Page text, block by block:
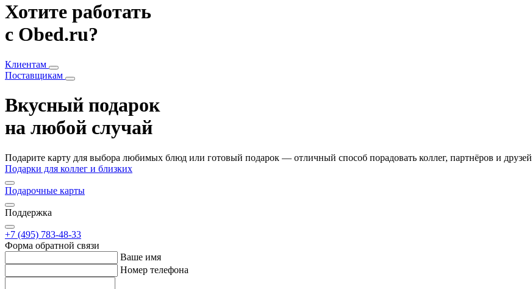
Хотите работать
с Obed.ru?
Клиентам
Поставщикам
Вкусный подарок
на любой случай
Подарите карту для выбора любимых блюд или готовый подарок — отличный способ порадовать коллег, партнёров и друзей
Подарки для коллег и близких
Подарочные карты
Поддержка
+7 (495) 783-48-33
Форма обратной связи
Ваше имя
Номер телефона